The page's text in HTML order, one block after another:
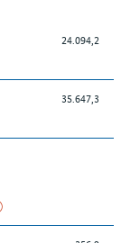
24.094,2
35.647,3